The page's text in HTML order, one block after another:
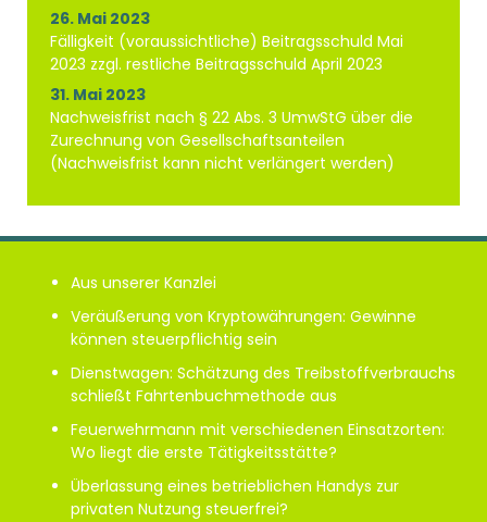
26. Mai 2023
Fälligkeit (voraussichtliche) Beitragsschuld Mai
2023 zzgl. restliche Beitragsschuld April 2023
31. Mai 2023
Nachweisfrist nach § 22 Abs. 3 UmwStG über die
Zurechnung von Gesellschaftsanteilen
(Nachweisfrist kann nicht verlängert werden)
Aus unserer Kanzlei
Veräußerung von Kryptowährungen: Gewinne
können steuerpflichtig sein
Dienstwagen: Schätzung des Treibstoffverbrauchs
schließt Fahrtenbuchmethode aus
Feuerwehrmann mit verschiedenen Einsatzorten:
Wo liegt die erste Tätigkeitsstätte?
Überlassung eines betrieblichen Handys zur
privaten Nutzung steuerfrei?